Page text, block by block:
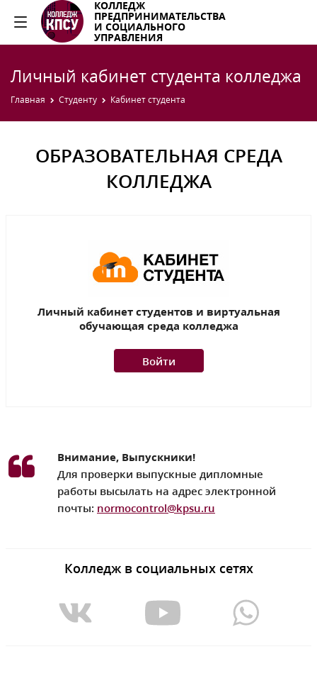
КОЛЛЕДЖ
ПРЕДПРИНИМАТЕЛЬСТВА
И СОЦИАЛЬНОГО
УПРАВЛЕНИЯ
Личный кабинет студента колледжа
Главная Студенту Кабинет студента
ОБРАЗОВАТЕЛЬНАЯ СРЕДА
КОЛЛЕДЖА
Личный кабинет студентов и виртуальная
обучающая среда колледжа
Войти
Внимание, Выпускники!
Для проверки выпускные дипломные
работы высылать на адрес электронной
почты: normocontrol@kpsu.ru
Колледж в социальных сетях